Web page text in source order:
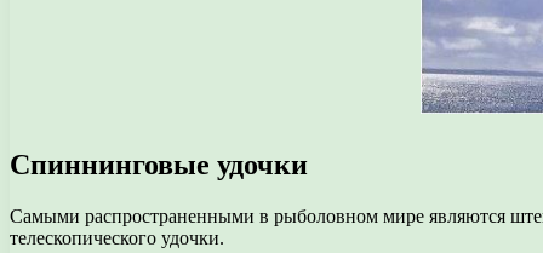
Спиннинговые удочки
Самыми распространенными в рыболовном мире являются
телескопического удочки.